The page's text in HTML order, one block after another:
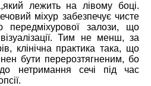
,який лежитьна лівому боці.
міхур забезпечує чисте
залози, що
візуалізації. Тим не менш, за
клінічна практика така, що
бути перерозтягненим, бо
нетримання сечі під час